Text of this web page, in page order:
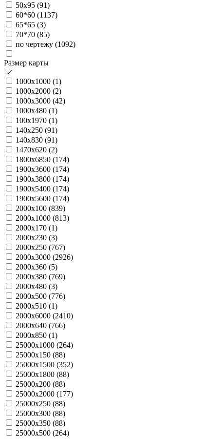
50х95 (91)
60*60 (1137)
65*65 (3)
70*70 (85)
по чертежу (1092)
Размер карты
1000х1000 (1)
1000х2000 (2)
1000х3000 (42)
1000х480 (1)
100х1970 (1)
140х250 (91)
140х830 (91)
1470х620 (2)
1800х6850 (174)
1900х3600 (174)
1900х3800 (174)
1900х5400 (174)
1900х5600 (174)
2000х100 (839)
2000х1000 (813)
2000х170 (1)
2000х230 (3)
2000х250 (767)
2000х3000 (2926)
2000х360 (5)
2000х380 (769)
2000х480 (3)
2000х500 (776)
2000х510 (1)
2000х6000 (2410)
2000х640 (766)
2000х850 (1)
25000х1000 (264)
25000х150 (88)
25000х1500 (352)
25000х1800 (88)
25000х200 (88)
25000х2000 (177)
25000х250 (88)
25000х300 (88)
25000х350 (88)
25000х500 (264)